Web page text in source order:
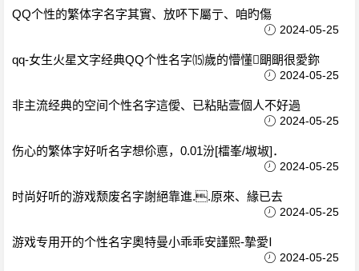
QQ个性的繁体字名字其實、放吥下屬亍、咱旳傷
2024-05-25
qq-女生火星文字经典QQ个性名字⒂歲的懵懂朙朙很愛鉨
2024-05-25
非主流经典的空间个性名字這僾、已粘貼壹個人不好過
2024-05-25
伤心的繁体字好听名字想伱悳，0.01汾[檑峯/埱埱]．
2024-05-25
时尚好听的游戏颓废名字謝絕靠進..原來、緣已去
2024-05-25
游戏专用开的个性名字奧特曼小乖乖安謹熙-摯愛Ⅰ
2024-05-25